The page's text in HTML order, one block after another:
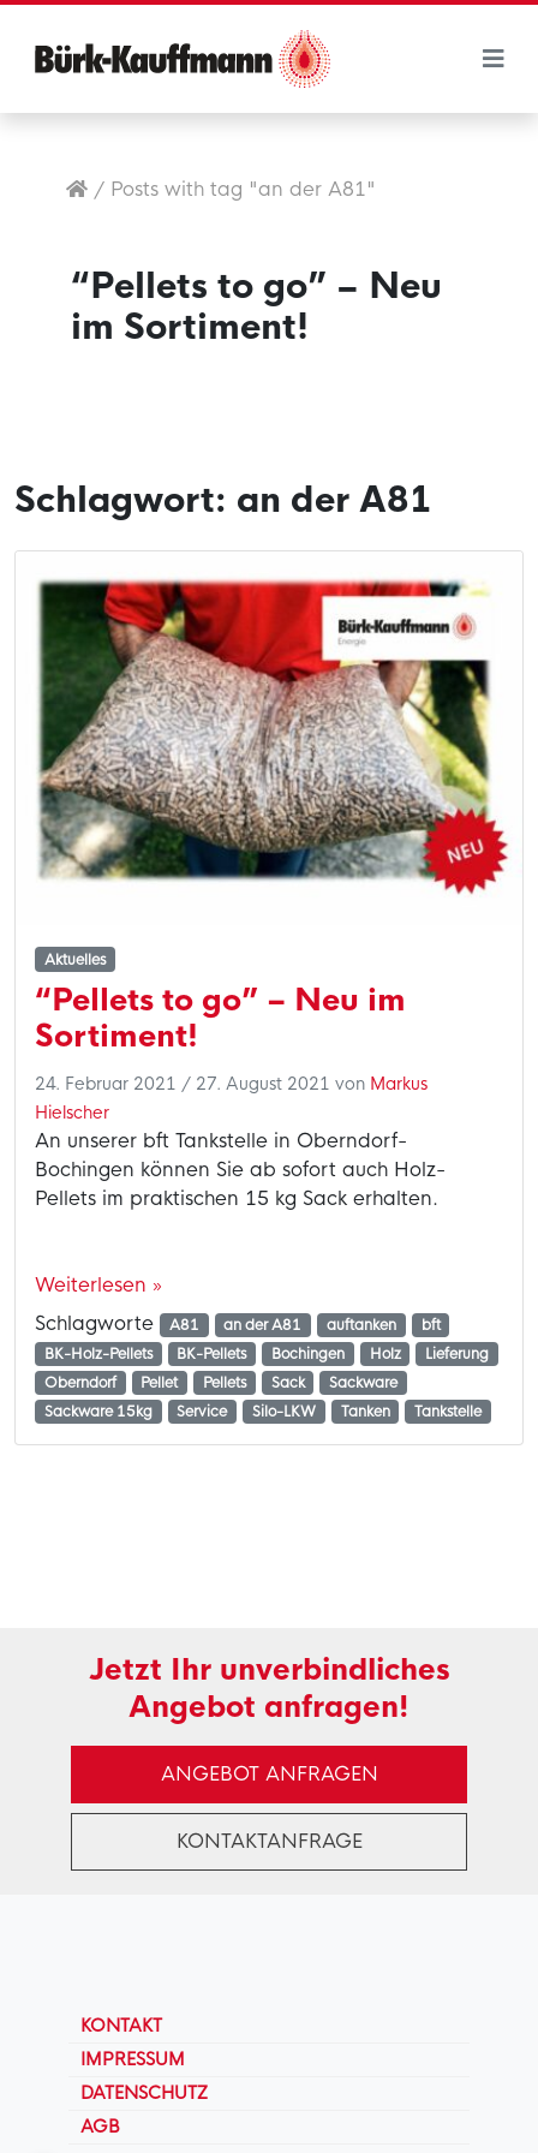
/ Posts with tag "an der A81"
“Pellets to go” – Neu
im Sortiment!
Schlagwort: an der A81
Aktuelles
“Pellets to go” – Neu im
Sortiment!
24. Februar 2021 / 27. August 2021 von Markus
Hielscher
An unserer bft Tankstelle in Oberndorf-
Bochingen können Sie ab sofort auch Holz-
Pellets im praktischen 15 kg Sack erhalten.
Weiterlesen »
Schlagworte
A81 an der A81 auftanken
bft
BK-Holz-Pellets
BK-Pellets Bochingen Holz
Lieferung
Oberndorf
Pellet Pellets Sack
Sackware
Sackware 15kg
Service Silo-LKW Tanken Tankstelle
Jetzt Ihr unverbindliches
Angebot anfragen!
ANGEBOT ANFRAGEN
KONTAKTANFRAGE
KONTAKT
IMPRESSUM
DATENSCHUTZ
AGB